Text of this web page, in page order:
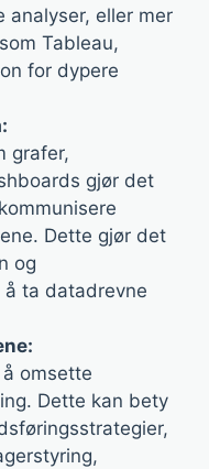
analyser, eller mer
Tableau,
for dypere
grafer,
gjør det
Dette gjør det
og
ta datadrevne
omsette
Dette kan bety